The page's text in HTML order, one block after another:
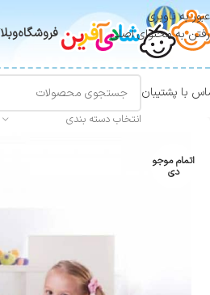
عبور به ناوبری
رفتن به محتوای اصلی
فروشگاه
با پشتیبان
انتخاب دسته بندی
اتمام موجو
دی